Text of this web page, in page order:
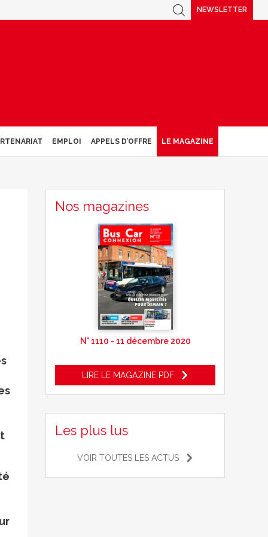
NEWSLETTER
EMPLOI APPELS D’OFFRE LE MAGAZINE
Nos magazines
N° 1110 - 11 décembre 2020
LIRE LE MAGAZINE PDF
Les plus lus
VOIR TOUTES LES ACTUS